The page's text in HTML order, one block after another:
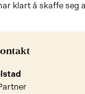
klart å skaffe seg